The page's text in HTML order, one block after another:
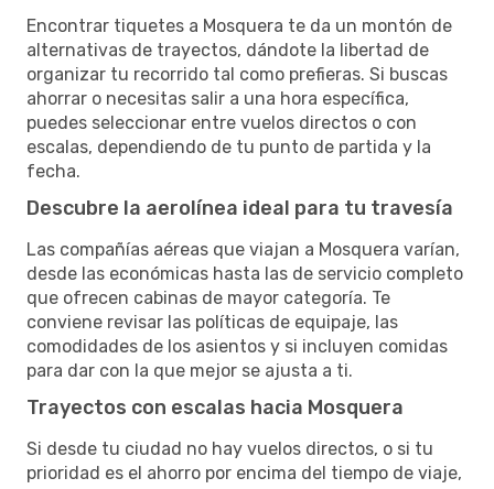
Encontrar tiquetes a Mosquera te da un montón de
alternativas de trayectos, dándote la libertad de
organizar tu recorrido tal como prefieras. Si buscas
ahorrar o necesitas salir a una hora específica,
puedes seleccionar entre vuelos directos o con
escalas, dependiendo de tu punto de partida y la
fecha.
Descubre la aerolínea ideal para tu travesía
Las compañías aéreas que viajan a Mosquera varían,
desde las económicas hasta las de servicio completo
que ofrecen cabinas de mayor categoría. Te
conviene revisar las políticas de equipaje, las
comodidades de los asientos y si incluyen comidas
para dar con la que mejor se ajusta a ti.
Trayectos con escalas hacia Mosquera
Si desde tu ciudad no hay vuelos directos, o si tu
prioridad es el ahorro por encima del tiempo de viaje,